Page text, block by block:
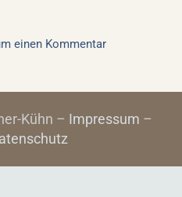
einen Kommentar
Kühn – Impressum –